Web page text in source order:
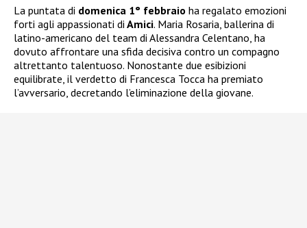
La puntata di domenica 1° febbraio ha regalato emozioni
forti agli appassionati di Amici. Maria Rosaria, ballerina di
latino-americano del team di Alessandra Celentano, ha
dovuto affrontare una sfida decisiva contro un compagno
altrettanto talentuoso. Nonostante due esibizioni
equilibrate, il verdetto di Francesca Tocca ha premiato
l’avversario, decretando l’eliminazione della giovane.